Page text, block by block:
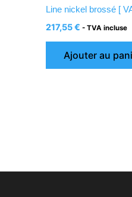
Line nickel brossé [
217,55€ - TVA incluse
Ajouter au